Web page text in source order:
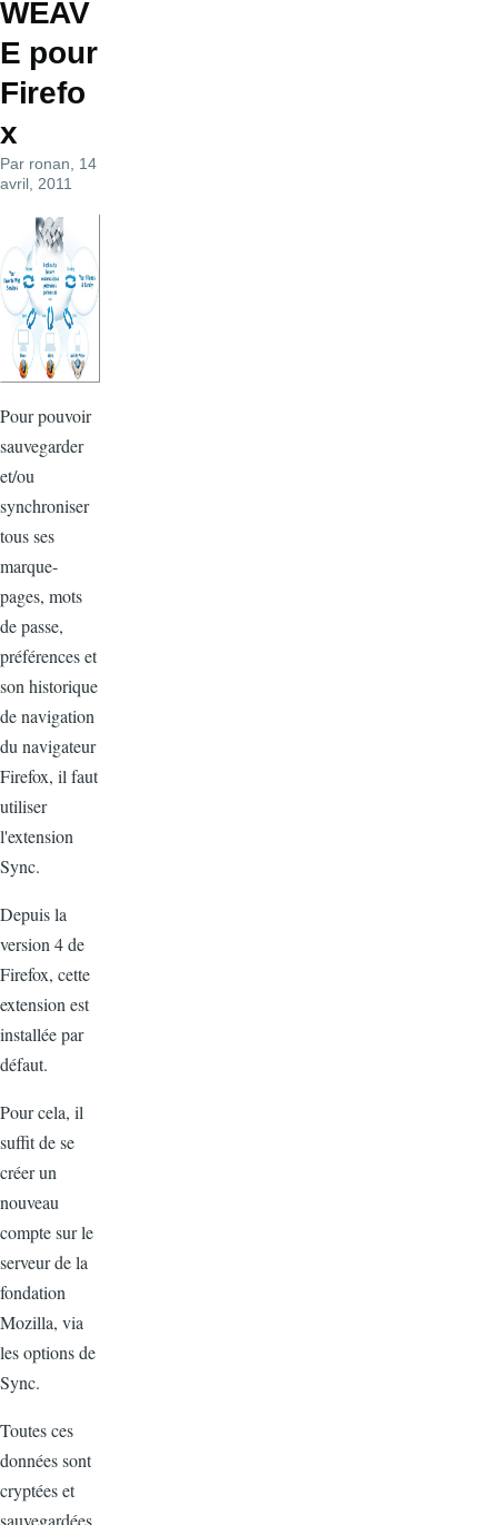
WEAV
E pour
Firefo
x
Par ronan , 14
avril, 2011
Pour pouvoir
sauvegarder
et/ou
synchroniser
tous ses
marque-
pages, mots
de passe,
préférences et
son historique
de navigation
du navigateur
Firefox, il faut
utiliser
l'extension
Sync.
Depuis la
version 4 de
Firefox, cette
extension est
installée par
défaut.
Pour cela, il
suffit de se
créer un
nouveau
compte sur le
serveur de la
fondation
Mozilla, via
les options de
Sync.
Toutes ces
données sont
cryptées et
sauvegardées